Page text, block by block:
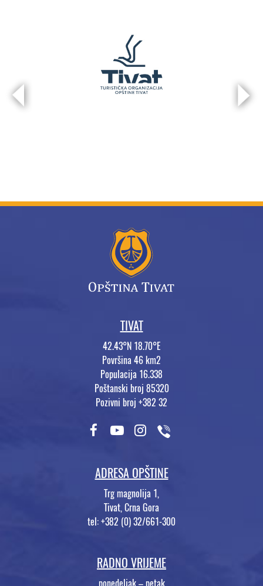
TIVAT
42.43°N 18.70°E
Površina 46 km2
Populacija 16.338
Poštanski broj 85320
Pozivni broj +382 32
ADRESA OPŠTINE
Trg magnolija 1,
Tivat, Crna Gora
tel: +382 (0) 32/661-300
RADNO VRIJEME